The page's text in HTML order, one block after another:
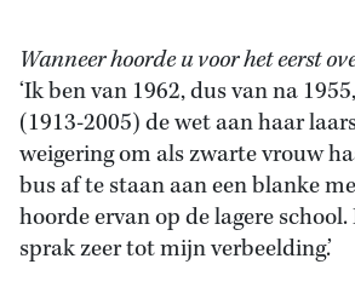
Wanneer hoorde u voor het eerst
‘Ik ben van 1962, dus van na
(1913-2005) de wet aan haar
weigering om als zwarte vrouw
bus af te staan aan een blanke
hoorde ervan op de lagere
sprak zeer tot mijn verbeelding.’